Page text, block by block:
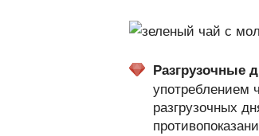
Разгрузочные
употреблением
разгрузочных